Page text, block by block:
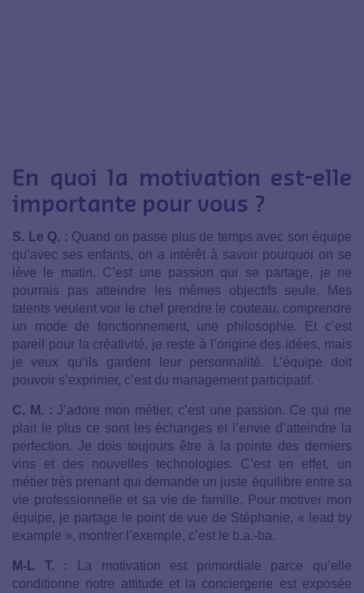
En quoi la motivation est-elle
importante pour vous ?
S. Le Q. : Quand on passe plus de temps avec son équipe
qu’avec ses enfants, on a intérêt à savoir pourquoi on se
lève le matin. C’est une passion qui se partage, je ne
pourrais pas atteindre les mêmes objectifs seule. Mes
talents veulent voir le chef prendre le couteau, comprendre
un mode de fonctionnement, une philosophie. Et c’est
pareil pour la créativité, je reste à l’origine des idées, mais
je veux qu’ils gardent leur personnalité. L’équipe doit
pouvoir s’exprimer, c’est du management participatif.
C. M. : J’adore mon métier, c’est une passion. Ce qui me
plait le plus ce sont les échanges et l’envie d’atteindre la
perfection. Je dois toujours être à la pointe des derniers
vins et des nouvelles technologies. C’est en effet, un
métier très prenant qui demande un juste équilibre entre sa
vie professionnelle et sa vie de famille. Pour motiver mon
équipe, je partage le point de vue de Stéphanie, « lead by
example », montrer l’exemple, c’est le b.a.-ba.
M-L T. :
La motivation est primordiale parce qu’elle
conditionne notre attitude et la conciergerie est exposée